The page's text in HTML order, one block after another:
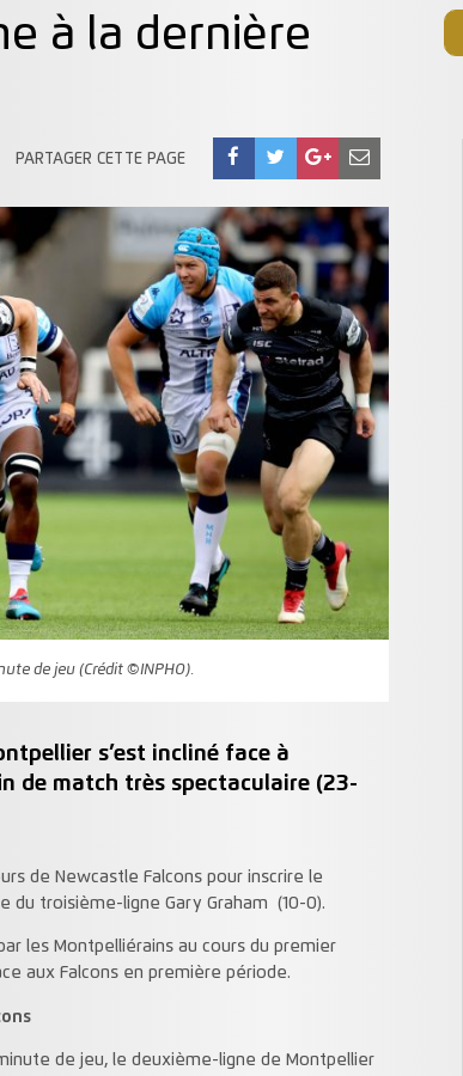
à la dernière
PARTAGER CETTE PAGE
de jeu (Crédit ©INPHO).
s’est incliné face à
de match très spectaculaire (23-
de Newcastle Falcons pour inscrire le
du troisième-ligne Gary Graham (10-0).
les Montpelliérains au cours du premier
aux Falcons en première période.
de jeu, le deuxième-ligne de Montpellier